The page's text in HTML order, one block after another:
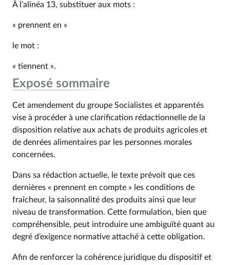
À l’alinéa 13, substituer aux mots :
« prennent en »
le mot :
« tiennent ».
Exposé sommaire
Cet amendement du groupe Socialistes et apparentés
vise à procéder à une clarification rédactionnelle de la
disposition relative aux achats de produits agricoles et
de denrées alimentaires par les personnes morales
concernées.
Dans sa rédaction actuelle, le texte prévoit que ces
dernières « prennent en compte » les conditions de
fraîcheur, la saisonnalité des produits ainsi que leur
niveau de transformation. Cette formulation, bien que
compréhensible, peut introduire une ambiguïté quant au
degré d’exigence normative attaché à cette obligation.
Afin de renforcer la cohérence juridique du dispositif et